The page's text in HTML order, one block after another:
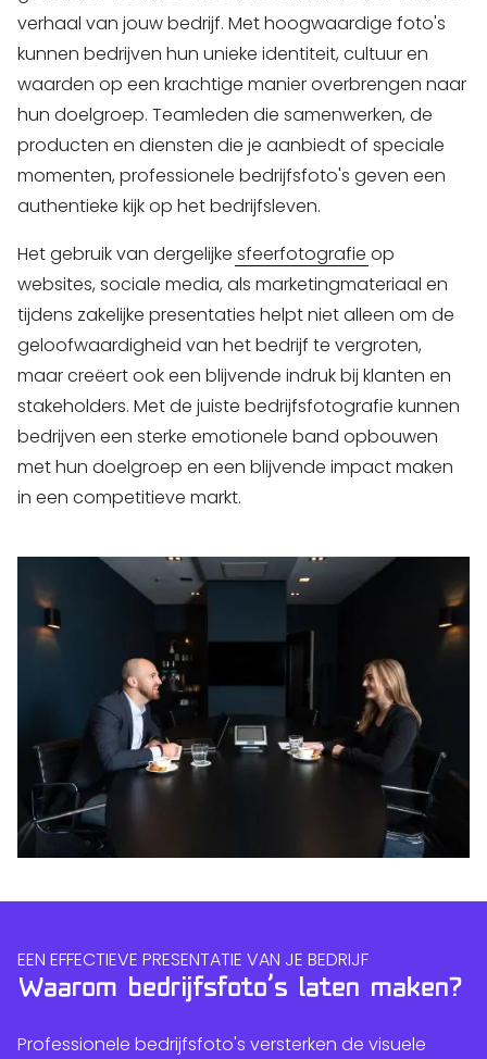
verhaal van jouw bedrijf. Met hoogwaardige foto's
kunnen bedrijven hun unieke identiteit, cultuur en
waarden op een krachtige manier overbrengen naar
hun doelgroep. Teamleden die samenwerken, de
producten en diensten die je aanbiedt of speciale
momenten, professionele bedrijfsfoto's geven een
authentieke kijk op het bedrijfsleven.
Het gebruik van dergelijke sfeerfotografie op
websites, sociale media, als marketingmateriaal en
tijdens zakelijke presentaties helpt niet alleen om de
geloofwaardigheid van het bedrijf te vergroten,
maar creëert ook een blijvende indruk bij klanten en
stakeholders. Met de juiste bedrijfsfotografie kunnen
bedrijven een sterke emotionele band opbouwen
met hun doelgroep en een blijvende impact maken
in een competitieve markt.
EEN EFFECTIEVE PRESENTATIE VAN JE BEDRIJF
Waarom bedrijfsfoto’s laten maken?
Professionele bedrijfsfoto's versterken de visuele